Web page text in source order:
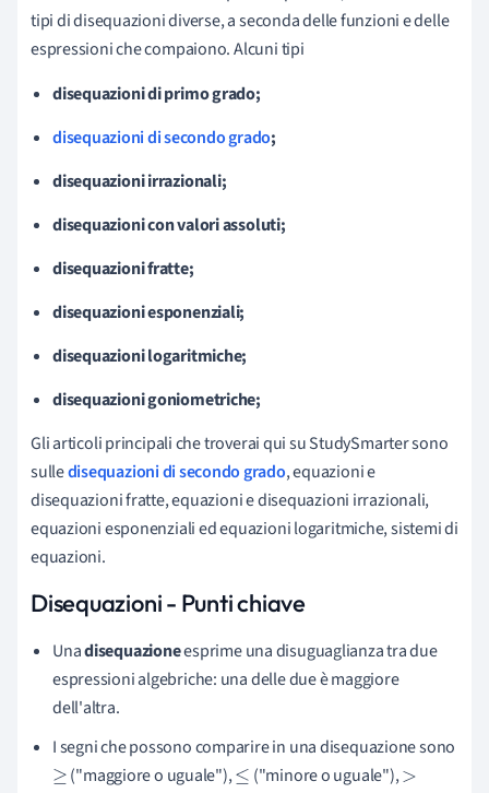
tipi di disequazioni diverse, a seconda delle funzioni e delle
espressioni che compaiono. Alcuni tipi
disequazioni di primo grado;
disequazioni di secondo grado;
disequazioni irrazionali;
disequazioni con valori assoluti;
disequazioni fratte;
disequazioni esponenziali;
disequazioni logaritmiche;
disequazioni goniometriche;
Gli articoli principali che troverai qui su StudySmarter sono
sulledisequazioni di secondo grado, equazioni e
disequazioni fratte, equazioni e disequazioni irrazionali,
equazioni esponenziali ed equazioni logaritmiche, sistemi di
equazioni.
Disequazioni - Punti chiave
Unadisequazioneesprime una disuguaglianza tra due
espressioni algebriche: una delle due è maggiore
dell'altra.
I segni che possono comparire in una disequazione sono
≥ ("maggiore o uguale"),≤ ("minore o uguale"),>